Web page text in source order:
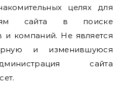
целях для
сайта в поиске
и компаний. Не является
и изменившуюся
сайта